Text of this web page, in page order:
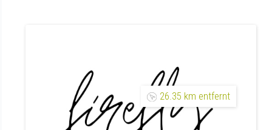
26.35 km entfernt